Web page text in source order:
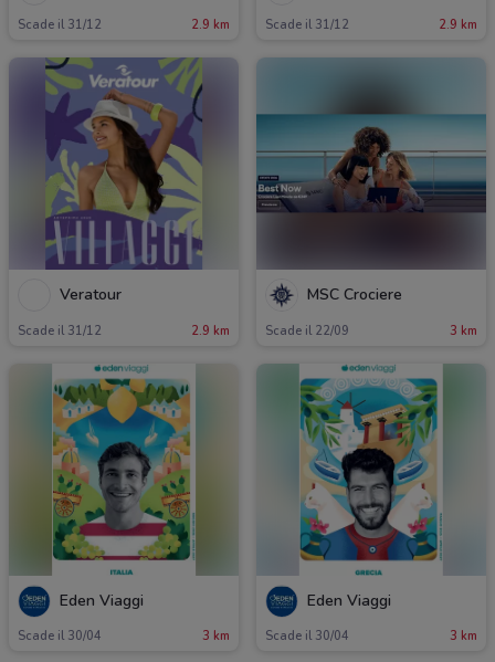
Scade il 31/12 2.9 km Scade il 31/12 2.9 km
Veratour
Scade il 31/12 2.9 km
MSC Crociere
Scade il 22/09 3 km
Eden Viaggi
Scade il 30/04 3 km
Eden Viaggi
Scade il 30/04 3 km